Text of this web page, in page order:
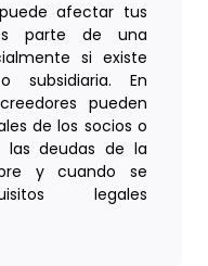
afectar tus
parte de una
si existe
subsidiaria. En
pueden
de los socios o
las deudas de la
y cuando se
legales